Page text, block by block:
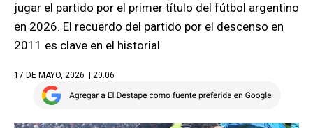
jugar el partido por el primer título del fútbol argentino
en 2026. El recuerdo del partido por el descenso en
2011 es clave en el historial.
17 DE MAYO, 2026 | 20.06